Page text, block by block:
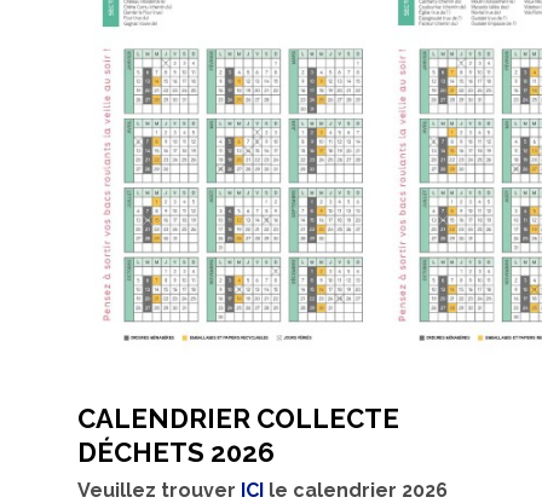
CALENDRIER COLLECTE
DÉCHETS 2026
Veuillez trouver ICI le calendrier 2026